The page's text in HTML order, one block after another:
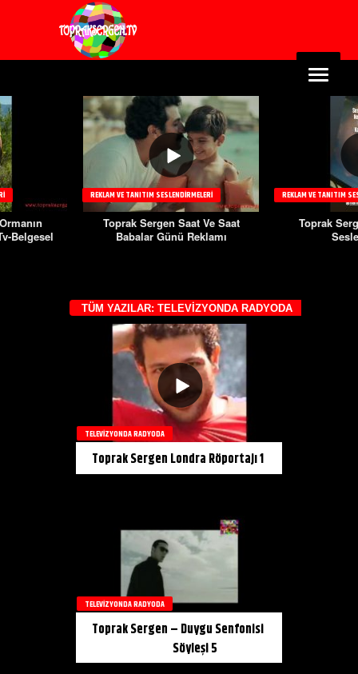
Belgesel
REKLAM VE TANITIM SESLENDIRMELERI
Toprak Sergen Saat Ve Saat
Babalar Günü Reklamı
REKLAM VE TANITIM
Toprak
TÜM YAZILAR: TELEVIZYONDA RADYODA
TELEVIZYONDA RADYODA
Toprak Sergen Londra Röportajı 1
TELEVIZYONDA RADYODA
Toprak Sergen – Duygu Senfonisi
Söyleşi 5